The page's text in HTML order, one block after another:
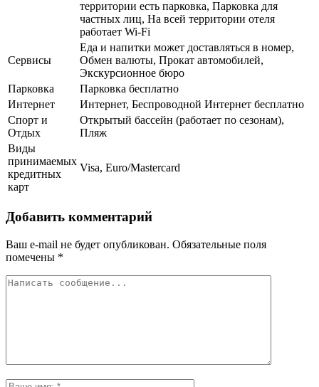
территории есть парковка, Парковка для
частных лиц, На всей территории отеля
работает Wi-Fi
Сервисы
Еда и напитки может доставляться в номер,
Обмен валюты, Прокат автомобилей,
Экскурсионное бюро
Парковка
Парковка бесплатно
Интернет
Интернет, Беспроводной Интернет бесплатно
Спорт и
Отдых
Открытый бассейн (работает по сезонам),
Пляж
Виды
принимаемых
кредитных
карт
Visa, Euro/Mastercard
Добавить комментарий
Ваш e-mail не будет опубликован. Обязательные поля
помечены *